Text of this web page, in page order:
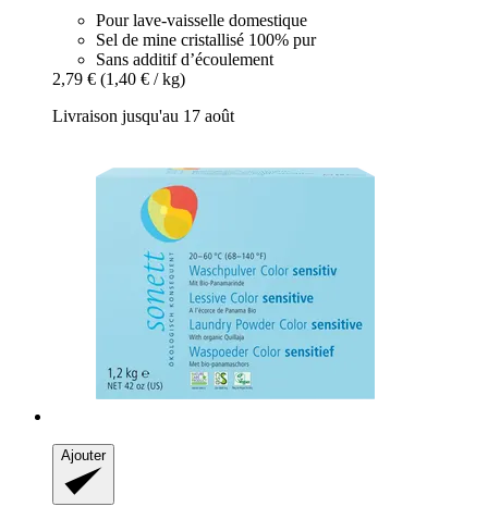
Pour lave-vaisselle domestique
Sel de mine cristallisé 100% pur
Sans additif d’écoulement
2,79 € (1,40 € / kg)
Livraison jusqu'au 17 août
Ajouter